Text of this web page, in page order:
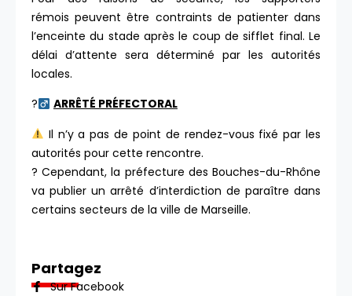
rémois peuvent être contraints de patienter dans
l’enceinte du stade après le coup de sifflet final. Le
délai d’attente sera déterminé par les autorités
locales.
?‍
ARRÊTÉ PRÉFECTORAL
Il n’y a pas de point de rendez-vous fixé par les
autorités pour cette rencontre.
? Cependant, la préfecture des Bouches-du-Rhône
va publier un arrêté d’interdiction de paraître dans
certains secteurs de la ville de Marseille.
Partagez
Sur Facebook